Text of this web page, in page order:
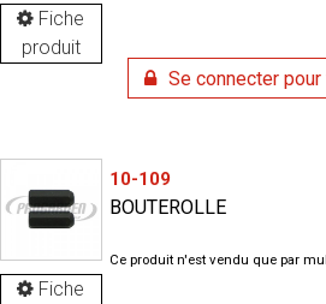
Fiche
produit
Se connecter
Fiche
10-109
BOUTEROLLE
Ce produit n'est vendu que par